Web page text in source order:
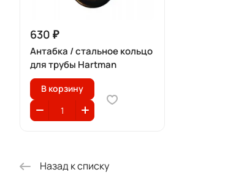
630 ₽
Антабка / стальное кольцо
для трубы Hartman
В корзину
Назад к списку